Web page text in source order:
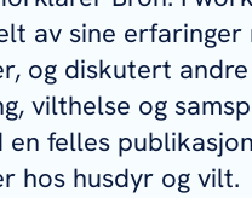
av sine
og diskutert
vilthelse og
en felles
hos husdyr og vilt.